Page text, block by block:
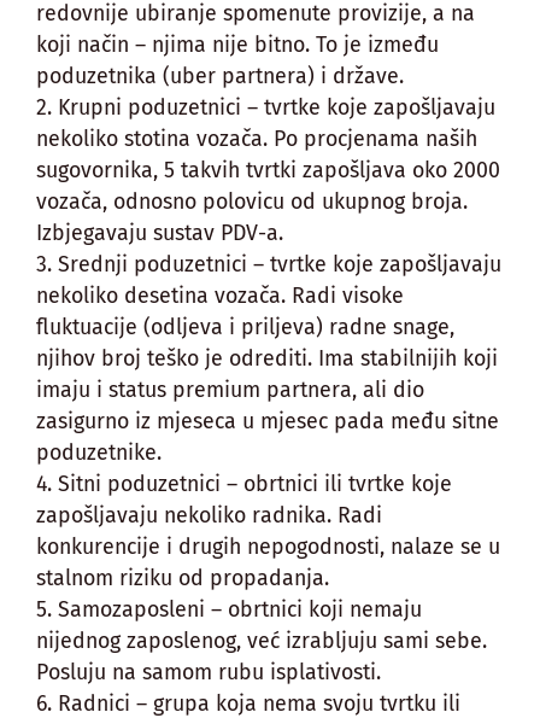
redovnije ubiranje spomenute provizije, a na
koji način – njima nije bitno. To je između
poduzetnika (uber partnera) i države.
2. Krupni poduzetnici – tvrtke koje zapošljavaju
nekoliko stotina vozača. Po procjenama naših
sugovornika, 5 takvih tvrtki zapošljava oko 2000
vozača, odnosno polovicu od ukupnog broja.
Izbjegavaju sustav PDV-a.
3. Srednji poduzetnici – tvrtke koje zapošljavaju
nekoliko desetina vozača. Radi visoke
fluktuacije (odljeva i priljeva) radne snage,
njihov broj teško je odrediti. Ima stabilnijih koji
imaju i status premium partnera, ali dio
zasigurno iz mjeseca u mjesec pada među sitne
poduzetnike.
4. Sitni poduzetnici – obrtnici ili tvrtke koje
zapošljavaju nekoliko radnika. Radi
konkurencije i drugih nepogodnosti, nalaze se u
stalnom riziku od propadanja.
5. Samozaposleni – obrtnici koji nemaju
nijednog zaposlenog, već izrabljuju sami sebe.
Posluju na samom rubu isplativosti.
6. Radnici – grupa koja nema svoju tvrtku ili